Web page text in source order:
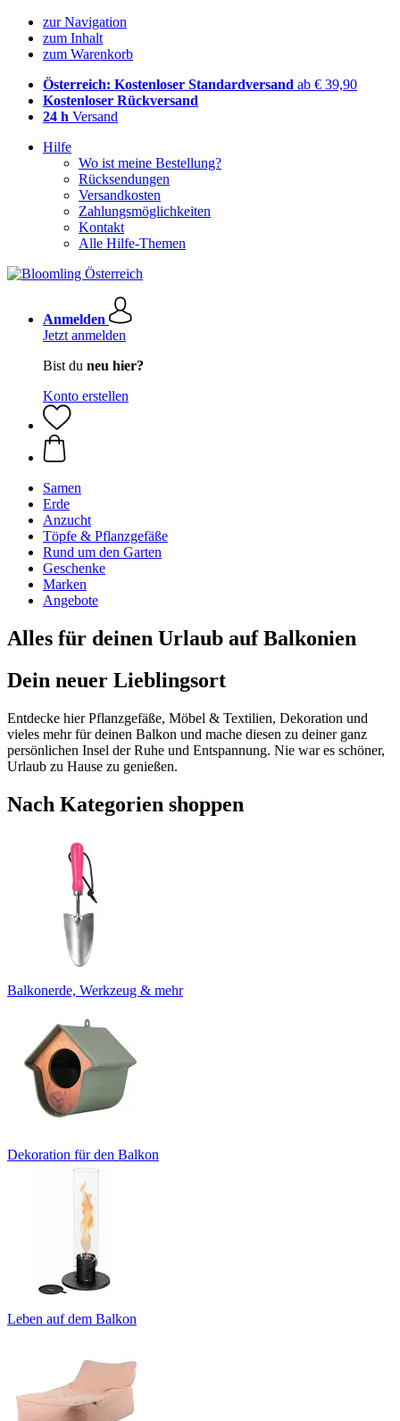
zur Navigation
zum Inhalt
zum Warenkorb
Österreich: Kostenloser Standardversand ab € 39,90
Kostenloser Rückversand
24 h Versand
Hilfe
Wo ist meine Bestellung?
Rücksendungen
Versandkosten
Zahlungsmöglichkeiten
Kontakt
Alle Hilfe-Themen
Anmelden
Jetzt anmelden
Bist du neu hier?
Konto erstellen
Samen
Erde
Anzucht
Töpfe & Pflanzgefäße
Rund um den Garten
Geschenke
Marken
Angebote
Alles für deinen Urlaub auf Balkonien
Dein neuer Lieblingsort
Entdecke hier Pflanzgefäße, Möbel & Textilien, Dekoration und
vieles mehr für deinen Balkon und mache diesen zu deiner ganz
persönlichen Insel der Ruhe und Entspannung. Nie war es schöner,
Urlaub zu Hause zu genießen.
Nach Kategorien shoppen
Balkonerde, Werkzeug & mehr
Dekoration für den Balkon
Leben auf dem Balkon